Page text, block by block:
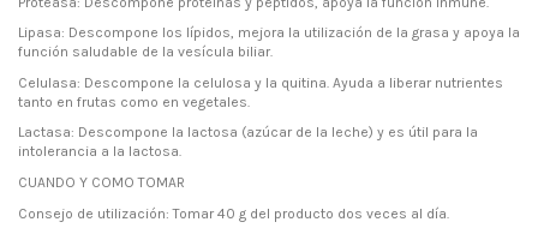
Lipasa: Descompone los lípidos, mejora la utilización de la grasa y apoya la
función saludable de la vesícula biliar.
Celulasa: Descompone la celulosa y la quitina. Ayuda a liberar nutrientes
tanto en frutas como en vegetales.
Lactasa: Descompone la lactosa (azúcar de la leche) y es útil para la
intolerancia a la lactosa.
CUANDO Y COMO TOMAR
Consejo de utilización: Tomar 40 g del producto dos veces al día.